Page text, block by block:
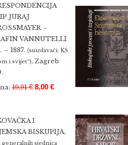
JURAJ
–
VANNUTELLI
– 1887. (suizdavači: KS
i svijet“), Zagreb
19,91€ 8,00 €
I
BISKUPIJA,
generalnih sjednica